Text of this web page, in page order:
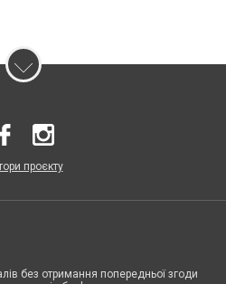
проєкту
без отримання попередньої згоди